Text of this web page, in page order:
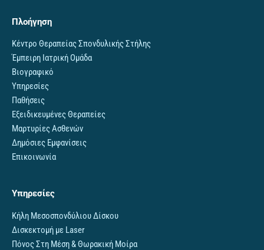
Πλοήγηση
Κέντρο Θεραπείας Σπονδυλικής Στήλης
Έμπειρη Ιατρική Ομάδα
Βιογραφικό
Υπηρεσίες
Παθήσεις
Εξειδικευμένες Θεραπείες
Μαρτυρίες Ασθενών
Δημόσιες Εμφανίσεις
Επικοινωνία
Υπηρεσίες
Κήλη Μεσοσπονδύλιου Δίσκου
Δισκεκτομή με Laser
Πόνος Στη Μέση & Θωρακική Μοίρα